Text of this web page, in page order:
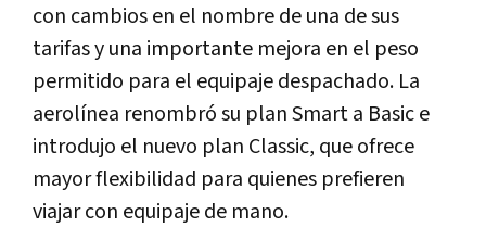
con cambios en el nombre de una de sus
tarifas y una importante mejora en el peso
permitido para el equipaje despachado. La
aerolínea renombró su plan Smart a Basic e
introdujo el nuevo plan Classic, que ofrece
mayor flexibilidad para quienes prefieren
viajar con equipaje de mano.